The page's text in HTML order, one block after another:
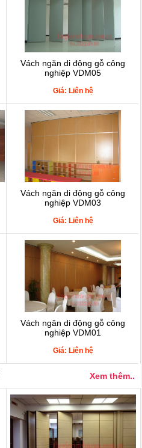
Vách ngăn di động gỗ công
nghiệp VDM05
Giá: Liên hệ
Vách ngăn di động gỗ công
nghiệp VDM03
Giá: Liên hệ
Vách ngăn di động gỗ công
nghiệp VDM01
Giá: Liên hệ
Xem thêm..